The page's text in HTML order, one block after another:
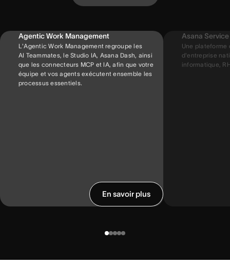
Agentic Work Management
L'Agentic Work Management regroupe les
AI Teammates, le Studio IA, Asana Dash, ainsi
que les connecteurs MCP et IA, afin que votre
équipe et vos agents exécutent ensemble les
processus essentiels.
En savoir plus
Asana
Une plateforme
d'entreprise
informatique,